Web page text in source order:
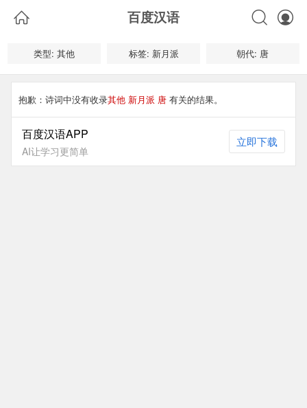
 百度汉语 

类型: 其他 标签: 新月派 朝代: 唐
抱歉：诗词中没有收录其他 新月派 唐 有关的结果。
百度汉语APP
AI让学习更简单
立即下载